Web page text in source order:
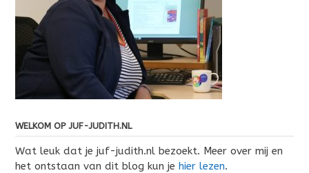
WELKOM OP JUF-JUDITH.NL
Wat leuk dat je juf-judith.nl bezoekt. Meer over mij en
het ontstaan van dit blog kun je hier lezen.